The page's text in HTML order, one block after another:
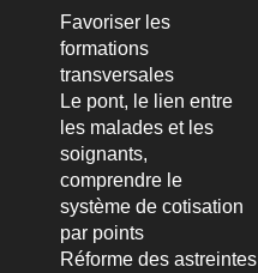
Favoriser les
formations
transversales
Le pont, le lien entre
les malades et les
soignants,
comprendre le
système de cotisation
par points
Réforme des astreintes